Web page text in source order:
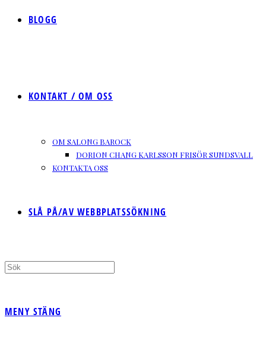
BLOGG
KONTAKT / OM OSS
OM SALONG BAROCK
DORION CHANG KARLSSON FRISÖR SUNDSVALL
KONTAKTA OSS
SLÅ PÅ/AV WEBBPLATSSÖKNING
MENY STÄNG